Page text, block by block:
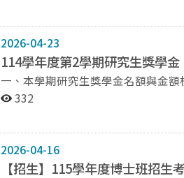
屆畢業生則為學生證）。 （五）讀書計畫。 （六）語言鑑定機構出具之外國語文能力證明或留學國家之學
位證明。 （七）國外大學或研究機構正式入學許可證明文件。 以上（三）、（四）、（六）、（七）請提
2026-04-23
114學年度第2學期研究生獎學
一、本學期研究生獎學金名額與金額核定如下： 級別 學號 核定金額 博士班
10,000 112256502 8,000 碩士班 113256006、113256028 9,000 113256008、113256010、113256024
332
2026-04-16
【招生】115學年度博士班招生